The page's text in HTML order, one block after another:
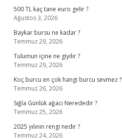
500 TL kaç tane euro gelir ?
Ağustos 3, 2026
Baykar bursu ne kadar ?
Temmuz 29, 2026
Tulumun içine ne giyilir ?
Temmuz 29, 2026
Koç burcu en çok hangi burcu sevmez ?
Temmuz 26, 2026
Sığla Günlük ağacı Nerededir ?
Temmuz 25, 2026
2025 yılının rengi nedir ?
Temmuz 24, 2026